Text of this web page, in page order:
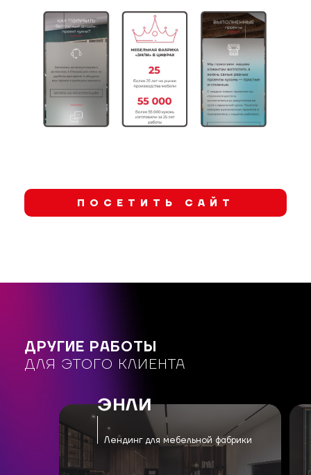
ПОСЕТИТЬ САЙТ
ДРУГИЕ РАБОТЫ
ДЛЯ ЭТОГО КЛИЕНТА
ЭНЛИ
Лендинг для мебельной фабрики